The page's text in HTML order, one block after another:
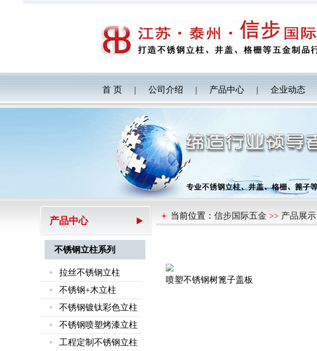
首 页 | 公司介绍 | 产品中心 | 企业动态
产品中心
不锈钢立柱系列
拉丝不锈钢立柱
不锈钢+木立柱
不锈钢镀钛彩色立柱
不锈钢喷塑烤漆立柱
工程定制不锈钢立柱
当前位置： 信步国际五金 >> 产品展示
喷塑不锈钢树篦子盖板